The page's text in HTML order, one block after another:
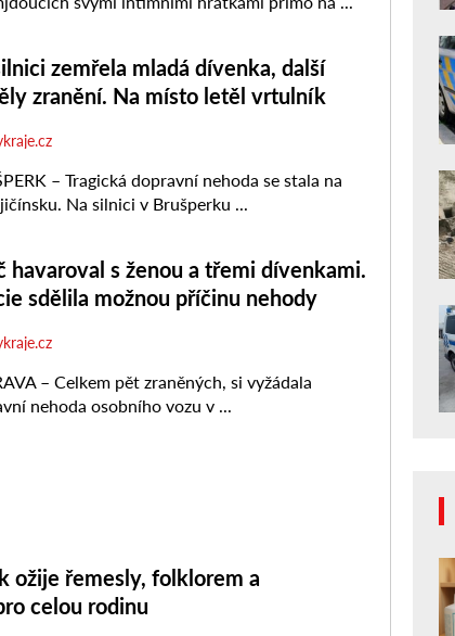
ožije řemesly, folklorem a
celou rodinu